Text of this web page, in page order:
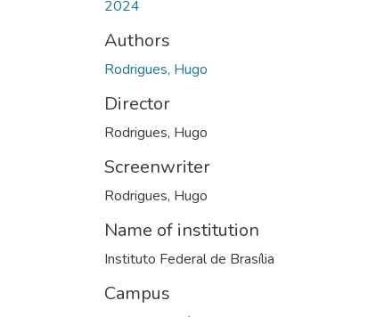
2024
Authors
Rodrigues, Hugo
Director
Rodrigues, Hugo
Screenwriter
Rodrigues, Hugo
Name of institution
Instituto Federal de Brasília
Campus